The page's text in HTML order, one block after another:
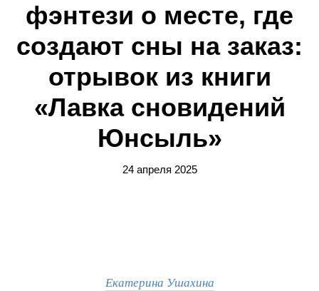
фэнтези о месте, где
создают сны на заказ:
отрывок из книги
«Лавка сновидений
Юнсыль»
24 апреля 2025
Екатерина Ушахина